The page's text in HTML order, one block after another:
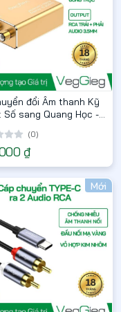
đổi Âm thanh Kỹ
Số sang Quang Học -
(0)
₫
Mới